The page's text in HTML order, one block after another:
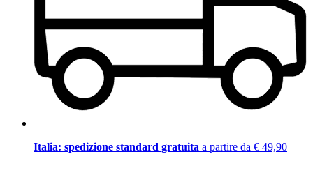
Italia: spedizione standard gratuita a partire da € 49,90